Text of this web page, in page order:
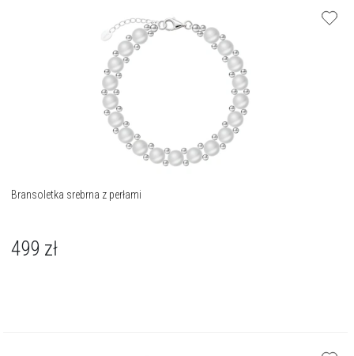
Bransoletka srebrna z perłami
499 zł